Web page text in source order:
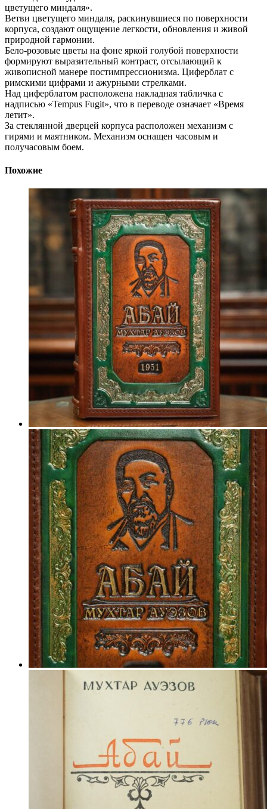
цветущего миндаля».
Ветви цветущего миндаля, раскинувшиеся по поверхности
корпуса, создают ощущение легкости, обновления и живой
природной гармонии.
Бело-розовые цветы на фоне яркой голубой поверхности
формируют выразительный контраст, отсылающий к
живописной манере постимпрессионизма. Циферблат с
римскими цифрами и ажурными стрелками.
Над циферблатом расположена накладная табличка с
надписью «Tempus Fugit», что в переводе означает «Время
летит».
За стеклянной дверцей корпуса расположен механизм с
гирями и маятником. Механизм оснащен часовым и
получасовым боем.
Похожие